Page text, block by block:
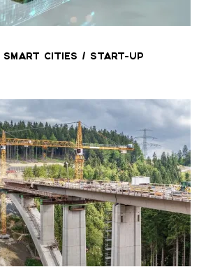
CITIES / START-UP